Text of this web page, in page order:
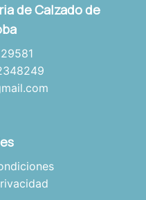
de Calzado de